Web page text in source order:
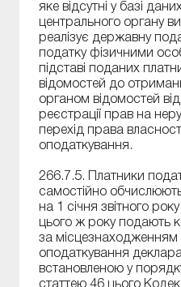
яке відсутні у базі
центрального органу
реалізує державну
податку фізичними
підставі поданих
відомостей до
органом відомостей
реєстрації прав на
перехід права
оподаткування.
266.7.5. Платники
самостійно
на 1 січня звітного
цього ж року подають
за місцезнаходженням
оподаткування
встановленою у
статтею 46 цього